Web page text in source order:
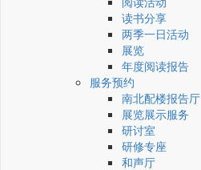
读书分享
两季一日活动
展览
年度阅读报告
服务预约
南北配楼报告厅
展览展示服务
研讨室
研修专座
和声厅